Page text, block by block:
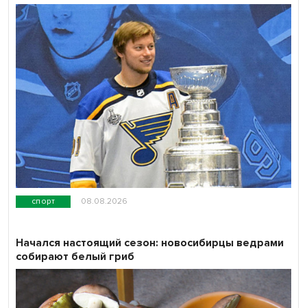
спорт 08.08.2026
Начался настоящий сезон: новосибирцы ведрами
собирают белый гриб